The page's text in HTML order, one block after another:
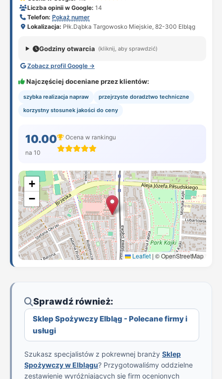
Liczba opinii w Google: 14
Telefon: Pokaż numer
Lokalizacja: Płk.Dąbka Targowosko Miejskie, 82-300 Elbląg
Godziny otwarcia (kliknij, aby sprawdzić)
Zobacz profil Google →
Najczęściej doceniane przez klientów:
szybka realizacja napraw
przejrzyste doradztwo techniczne
korzystny stosunek jakości do ceny
10.00
na 10
Ocena w rankingu
+
−
Leaflet | © OpenStreetMap
Sprawdź również:
Sklep Spożywczy Elbląg - Polecane firmy i
usługi
Szukasz specjalistów z pokrewnej branży Sklep
Spożywczy w Elblągu? Przygotowaliśmy oddzielne
zestawienie wyróżniających się firm ocenionych